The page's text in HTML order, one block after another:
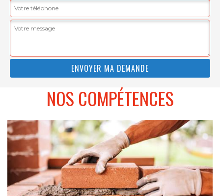
NOS COMPÉTENCES